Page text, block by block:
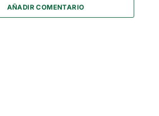
AÑADIR COMENTARIO